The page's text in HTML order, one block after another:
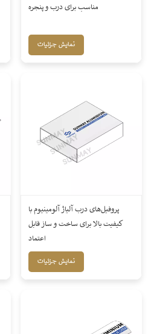
مناسب برای درب و پنجره
نمایش جزئیات
پروفیل‌های درب آلیاژ آلومینیوم با
کیفیت بالا برای ساخت و ساز قابل
اعتماد
نمایش جزئیات